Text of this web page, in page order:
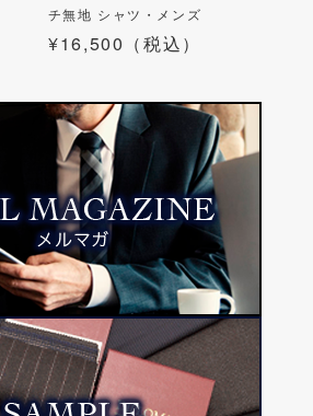
チ無地 シャツ・メンズ
¥16,500（税込）